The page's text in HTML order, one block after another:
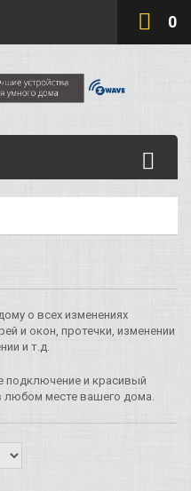
0
о всех изменениях
и окон, протечки, изменении
и т.д.
подключение и красивый
любом месте вашего дома.